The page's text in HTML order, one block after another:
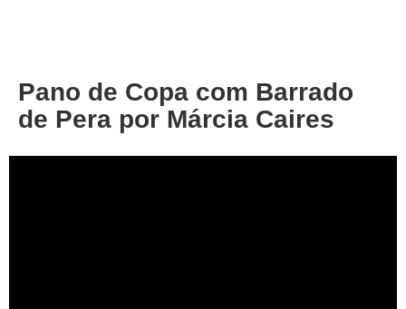
Pano de Copa com Barrado
de Pera por Márcia Caires